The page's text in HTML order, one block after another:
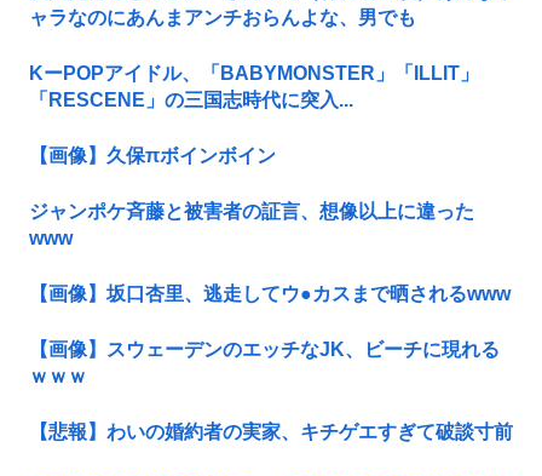
ャラなのにあんまアンチおらんよな、男でも
KーPOPアイドル、「BABYMONSTER」「ILLIT」
「RESCENE」の三国志時代に突入...
【画像】久保πボインボイン
ジャンポケ斉藤と被害者の証言、想像以上に違った
www
【画像】坂口杏里、逃走してウ●カスまで晒されるwww
【画像】スウェーデンのエッチなJK、ビーチに現れる
ｗｗｗ
【悲報】わいの婚約者の実家、キチゲエすぎて破談寸前